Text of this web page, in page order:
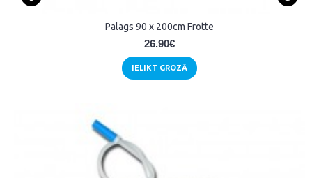
Palags 90 x 200cm Frotte
26.90€
IELIKT GROZĀ